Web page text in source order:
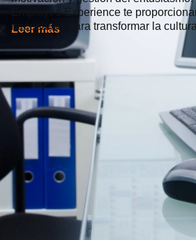
Employee Experience te
necesarias para transformar la
Leer más